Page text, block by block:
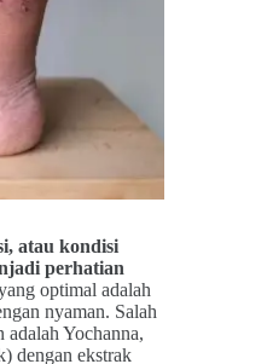
atau kondisi
perhatian
optimal adalah
nyaman. Salah
Yochanna,
dengan ekstrak